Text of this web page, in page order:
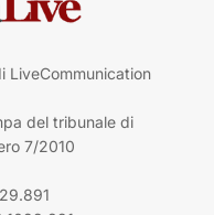
LiveCommunication
del tribunale di
7/2010